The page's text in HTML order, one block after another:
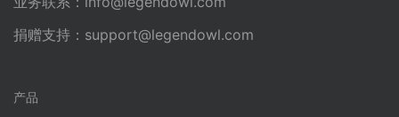
捐赠支持： support@legendowl.com
产品